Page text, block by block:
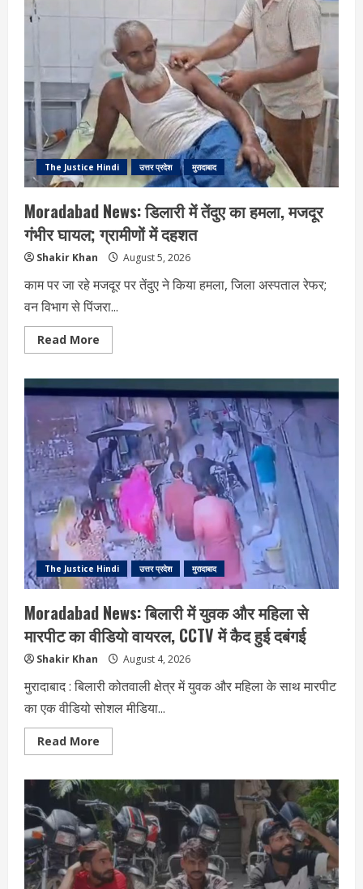
मोमबत्ती
फैक्ट्री
फिर
भड़की
आग,
बेसमेंट
से
उठीं
लपटें,
इलाके
हड़कंप
The Justice Hindi उत्तर प्रदेश मुरादाबाद
Moradabad News: डिलारी में तेंदुए का हमला, मजदूर
गंभीर घायल; ग्रामीणों में दहशत
Shakir Khan August 5, 2026
काम पर जा रहे मजदूर पर तेंदुए ने किया हमला, जिला अस्पताल रेफर;
वन विभाग से पिंजरा...
Read More
more
News:
डिलारी
में
तेंदुए
का
हमला,
मजदूर
गंभीर
घायल;
ग्रामीणों
में
दहशत
The Justice Hindi उत्तर प्रदेश मुरादाबाद
Moradabad News: बिलारी में युवक और महिला से
मारपीट का वीडियो वायरल, CCTV में कैद हुई दबंगई
Shakir Khan August 4, 2026
मुरादाबाद : बिलारी कोतवाली क्षेत्र में युवक और महिला के साथ मारपीट
का एक वीडियो सोशल मीडिया...
Read More
more
News:
बिलारी
में
युवक
और
महिला
से
मारपीट
का